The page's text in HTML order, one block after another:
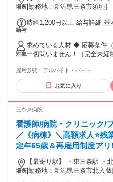
場所[勤務地：新潟県三条市須頃]
給与
時給1,200円以上 給与詳細 基本給
対象
求めている人材 ◆ 応募条件
一切問いません！（完全未経
移動があるため、運転免許を
（MT免許をお持ちの方も歓迎！）。 ◆ 歓迎
験・バイトデビュー・第二新
客が好き」「人と話す仕事が
須ではありません！） ・安
たい方 【こんな方にピッタリの職場です】 ・車を見る・乗
る・いじるのが好きで、車に
産車から輸入車まで、いろい
から丁寧なマニュアルとサポ
タートしたい方 ・将来的に整
雇用形態： アルバイト・パート
お気に入り
三条東病院
看護師/病院・クリニック/
／《病棟》＼高額求人⭐残
定年65歳＆再雇用制度アリ❗️
場所
【最寄り駅】 ・東三条駅 ・
[勤務地：新潟県三条市北入蔵]